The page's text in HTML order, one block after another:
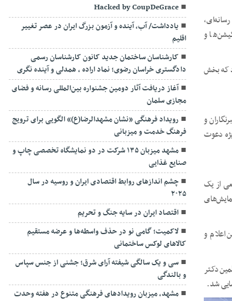
و
که بخش
و
ویژه دعوت
از یک
اول بهمن اعلام و
دکتر
شد.
Hacked by CoupDeGrace
یادداشت/ آب، آینده و آزمون بزرگ ایران در عصر تغییر
اقلیم
کارشناسان ساختمان جدید کانون کارشناسان رسمی
دادگستری خراسان رضوی؛ نماد اراده ، همدلی و آینده نگری
آغاز دریافت آثار دومین جشنواره بین‌المللی رسانه و فضای
مجازی سلمان
رویداد فرهنگی «نشان مشهدالرضا(ع)» الگویی برای ترویج
فرهنگ خدمت و میزبانی
مشهد میزبان ۱۳۵ شرکت در دو نمایشگاه تخصصی چاپ و
صنایع غذایی
چشم اندازهای روابط اقتصادی ایران و روسیه در سال
۲۰۲۵
اقتصاد ایران در سایه جنگ و تحریم
لاکمیت؛ گامی نو در حذف واسطه‌ها و عرضه مستقیم
کالاهای لوکس ساختمانی
سی و یک سالگی شیفته آرای شرق؛ جشنی از جنس سپاس
و بالندگی
مشهد، میزبان رویدادهای فرهنگی متنوع در هفته وحدت